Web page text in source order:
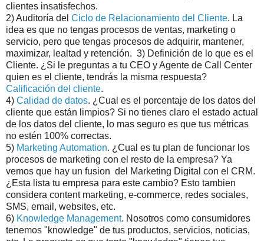
clientes insatisfechos.
2) Auditoría del Ciclo de Relacionamiento del Cliente. La
idea es que no tengas procesos de ventas, marketing o
servicio, pero que tengas procesos de adquirir, mantener,
maximizar, lealtad y retención. 3) Definición de lo que es el
Cliente. ¿Si le preguntas a tu CEO y Agente de Call Center
quien es el cliente, tendrás la misma respuesta?
Calificación del cliente.
4) Calidad de datos. ¿Cual es el porcentaje de los datos del
cliente que están limpios? Si no tienes claro el estado actual
de los datos del cliente, lo mas seguro es que tus métricas
no estén 100% correctas.
5) Marketing Automation. ¿Cual es tu plan de funcionar los
procesos de marketing con el resto de la empresa? Ya
vemos que hay un fusion del Marketing Digital con el CRM.
¿Esta lista tu empresa para este cambio? Esto tambien
considera content marketing, e-commerce, redes sociales,
SMS, email, websites, etc.
6) Knowledge Management. Nosotros como consumidores
tenemos "knowledge" de tus productos, servicios, noticias,